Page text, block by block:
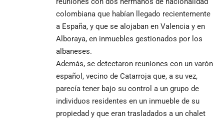
colombiana que habían llegado recientemente
a España, y que se alojaban en Valencia y en
Alboraya, en inmuebles gestionados por los
albaneses.
Además, se detectaron reuniones con un varón
español, vecino de Catarroja que, a su vez,
parecía tener bajo su control a un grupo de
individuos residentes en un inmueble de su
propiedad y que eran trasladados a un chalet